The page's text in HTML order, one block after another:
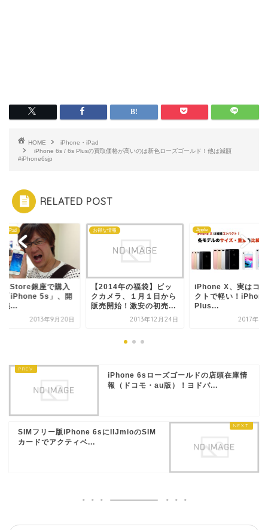
HOME
iPhone・iPad
iPhone 6s / 6s Plusの買取価格が高いのは新色ローズゴールド！他は減額
#iPhone6sjp
RELATED POST
・iPad
銀座で購入
「iPhone 5s」、開
儀...
2013年9月20日
お得な情報
【2014年の福袋】ビッ
クカメラ、１月１日から
販売開始！激安の初売...
2013年12月24日
Apple
iPhone X、実はコ
クトで軽い！
Plus...
2017年9
iPhone 6sローズゴールドの店頭在庫情
報（ドコモ・au版）！ヨドバ...
SIMフリー版iPhone 6sにIIJmioのSIM
カードでアクティベ...